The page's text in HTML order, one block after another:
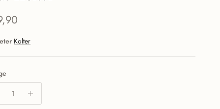
Preis
Kolter